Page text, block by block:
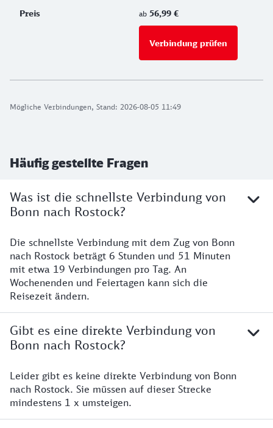
Mögliche Verbindungen, Stand: 2026-08-05 11:49
ab 56,99 €
Verbindung prüfen
Häufig gestellte Fragen
Was ist die schnellste Verbindung von
Bonn nach Rostock?
Die schnellste Verbindung mit dem Zug von Bonn
nach Rostock beträgt 6 Stunden und 51 Minuten
mit etwa 19 Verbindungen pro Tag. An
Wochenenden und Feiertagen kann sich die
Reisezeit ändern.
Gibt es eine direkte Verbindung von
Bonn nach Rostock?
Leider gibt es keine direkte Verbindung von Bonn
nach Rostock. Sie müssen auf dieser Strecke
mindestens 1 x umsteigen.